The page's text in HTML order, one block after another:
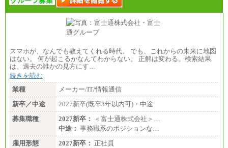
スマホが、なんでも教えてくれる時代。 でも、これからの未来に地図
はない。 何が起こるかなんてわからない。 正解は変わる。検索結果
は、過去の誰かの見方にす…
続きを読む
業種
メーカー/IT/情報通信
新卒／中途
2027新卒(既卒3年以内可)・中途
募集職種
2027新卒：
＜富士通株式会社＞…
中途： 事務職系のポジションな…
雇用形態
2027新卒： 正社員